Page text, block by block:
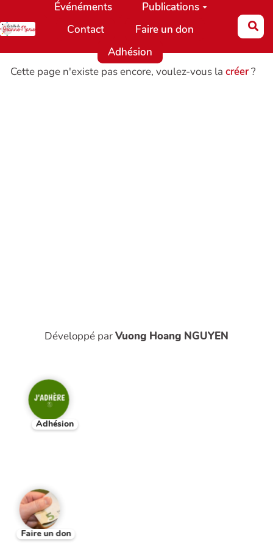
Aller au contenu principal
Événéments
Publications
Contact
Faire un don
Adhésion
Cette page n'existe pas encore, voulez-vous la créer?
Développé parVuong Hoang NGUYEN
Adhésion
Faire un don